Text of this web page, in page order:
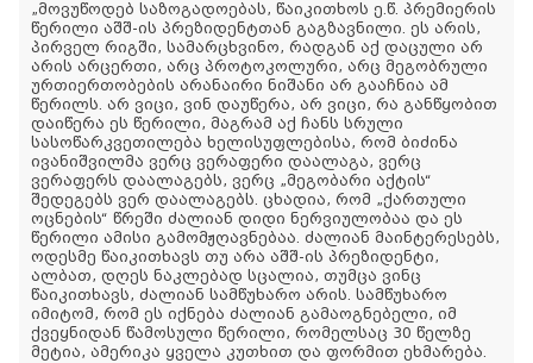
„მოვუწოდებ საზოგადოებას, წაიკითხოს ე.წ. პრემიერის
წერილი აშშ-ის პრეზიდენტთან გაგზავნილი. ეს არის,
პირველ რიგში, სამარცხვინო, რადგან აქ დაცული არ
არის არცერთი, არც პროტოკოლური, არც მეგობრული
ურთიერთობების არანაირი ნიშანი არ გააჩნია ამ
წერილს. არ ვიცი, ვინ დაუწერა, არ ვიცი, რა განწყობით
დაიწერა ეს წერილი, მაგრამ აქ ჩანს სრული
სასოწარკვეთილება ხელისუფლებისა, რომ ბიძინა
ივანიშვილმა ვერც ვერაფერი დაალაგა, ვერც
ვერაფერს დაალაგებს, ვერც „მეგობარი აქტის“
შედეგებს ვერ დაალაგებს. ცხადია, რომ „ქართული
ოცნების“ წრეში ძალიან დიდი ნერვიულობაა და ეს
წერილი ამისი გამომჟღავნებაა. ძალიან მაინტერესებს,
ოდესმე წაიკითხავს თუ არა აშშ-ის პრეზიდენტი,
ალბათ, დღეს ნაკლებად სცალია, თუმცა ვინც
წაიკითხავს, ძალიან სამწუხარო არის. სამწუხარო
იმიტომ, რომ ეს იქნება ძალიან გამაოგნებელი, იმ
ქვეყნიდან წამოსული წერილი, რომელსაც 30 წელზე
მეტია, ამერიკა ყველა კუთხით და ფორმით ეხმარება.